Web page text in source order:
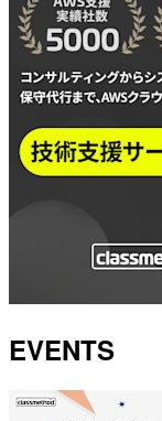
EVENTS